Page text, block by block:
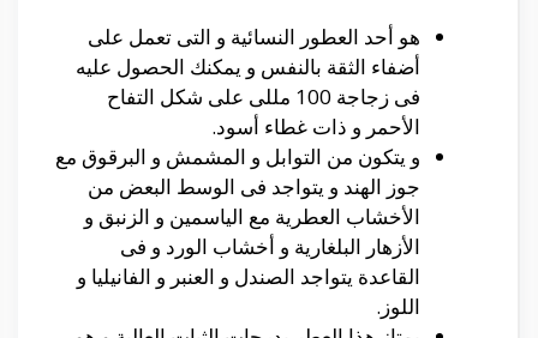
هو أحد العطور النسائية و التى تعمل على
أضفاء الثقة بالنفس و يمكنك الحصول عليه
فى زجاجة 100 مللى على شكل التفاح
الأحمر و ذات غطاء أسود.
و يتكون من التوابل و المشمش و البرقوق مع
جوز الهند و يتواجد فى الوسط البعض من
الأخشاب العطرية مع الياسمين و الزنبق و
الأزهار البلغارية و أخشاب الورد و فى
القاعدة يتواجد الصندل و العنبر و الفانيليا و
اللوز.